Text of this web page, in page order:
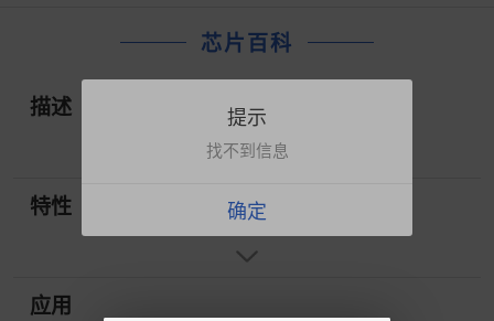
芯片百科
描述
特性
应用
提示
找不到信息
确定